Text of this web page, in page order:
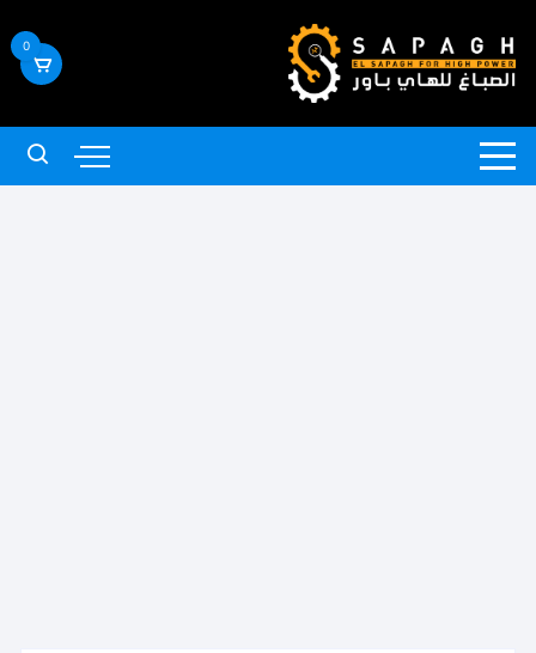
إلى
المحتوى
0